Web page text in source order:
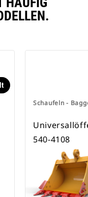
Schaufeln -
540-4108